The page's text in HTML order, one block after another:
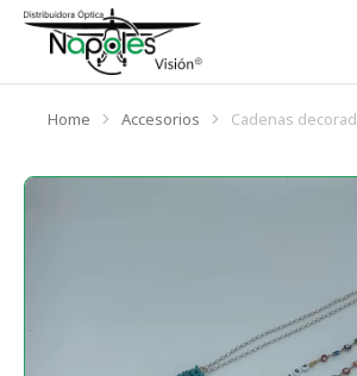
You are here:
Home Accesorios Cadenas